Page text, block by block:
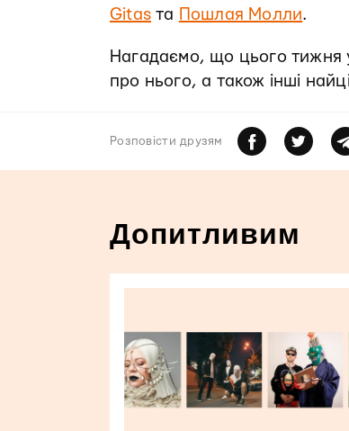
Gitas та Пошлая Молли.
Нагадаємо, що цього тижня
про нього, а також інші
Розповiсти друзям
Допитливим